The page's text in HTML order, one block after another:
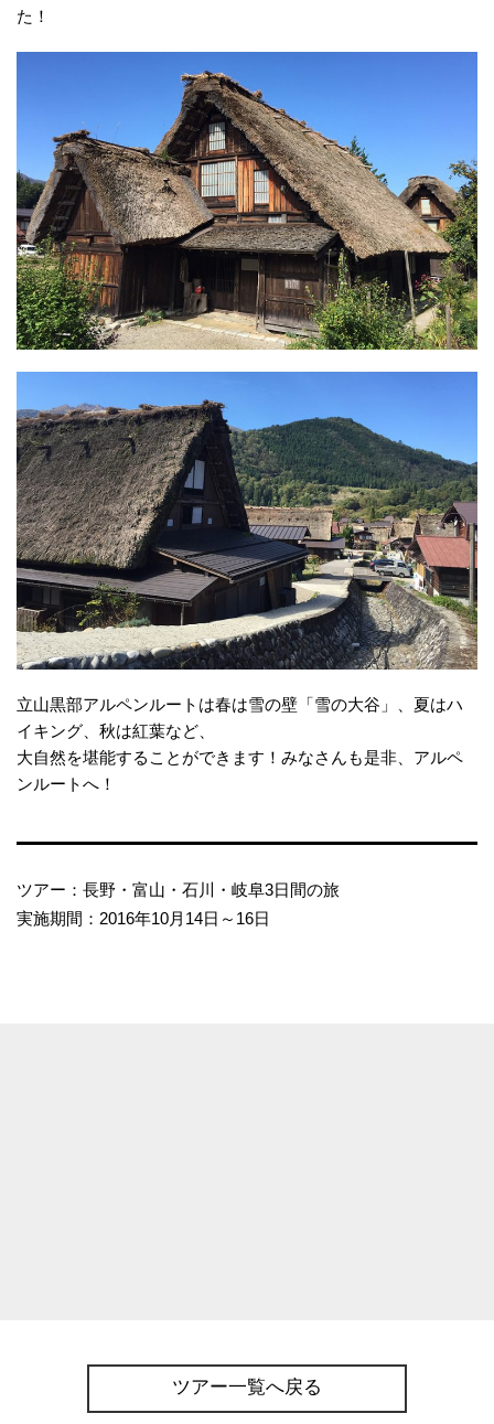
た！
立山黒部アルペンルートは春は雪の壁「雪の大谷」、夏はハ
イキング、秋は紅葉など、
大自然を堪能することができます！みなさんも是非、アルペ
ンルートへ！
ツアー：長野・富山・石川・岐阜3日間の旅
実施期間：2016年10月14日～16日
ツアー一覧へ戻る